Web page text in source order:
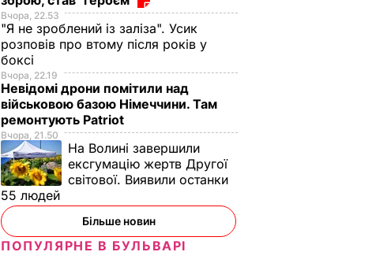
Вчора, 22.53
"Я не зроблений із заліза". Усик
розповів про втому після років у
боксі
Вчора, 22.19
Невідомі дрони помітили над
військовою базою Німеччини. Там
ремонтують Patriot
Вчора, 21.50
На Волині завершили
ексгумацію жертв Другої
світової. Виявили останки
55 людей
Більше новин
ПОПУЛЯРНЕ В БУЛЬВАРІ